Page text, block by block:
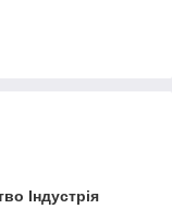
Індустрія